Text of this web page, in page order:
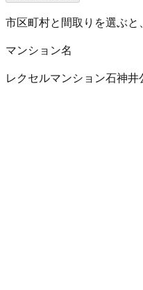
市区町村と間取りを選ぶと
マンション名
レクセルマンション石神井